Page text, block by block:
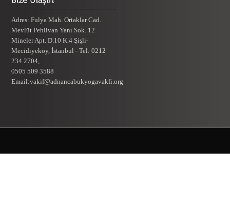
Adres: Fulya Mah. Ortaklar Cad.
Mevlüt Pehlivan Yanı Sok. 12
Mineler Apt. D.10 K.4 Şişli-
Mecidiyeköy, İstanbul - Tel: 0212
234 2704,
0505 509 3588
Email:vakif@adnancabukyogavakfi.org